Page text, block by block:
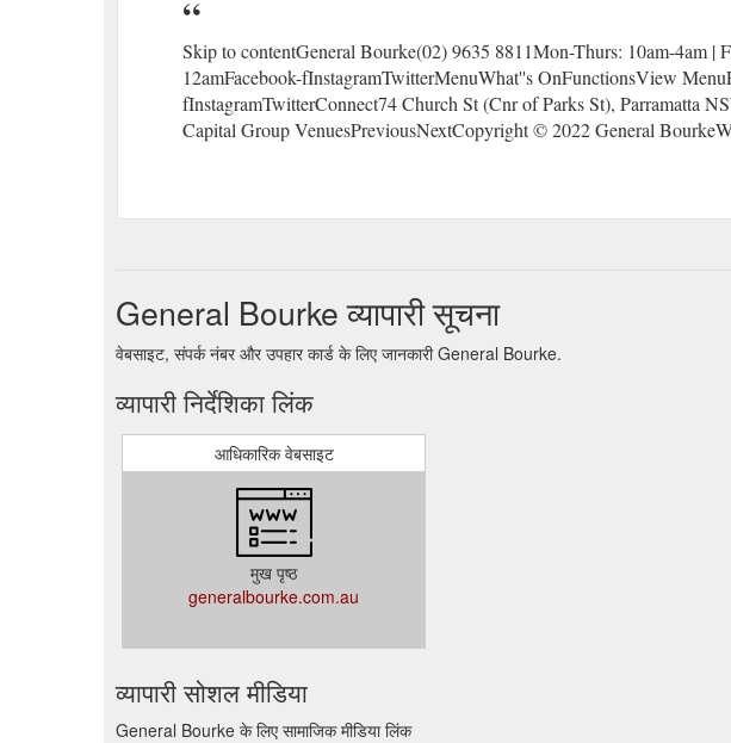
Skip to contentGeneral Bourke(02) 9635 8811Mon-Thurs: 10am-4am |
12amFacebook-fInstagramTwitterMenuWhat''s OnFunctionsView
fInstagramTwitterConnect74 Church St (Cnr of Parks St), Parramatta
Capital Group VenuesPreviousNextCopyright © 2022 General
General Bourke व्यापारी सूचना
वेबसाइट, संपर्क नंबर और उपहार कार्ड के लिए जानकारी General Bourke.
व्यापारी निर्देशिका लिंक
आधिकारिक वेबसाइट
मुख पृष्ठ
generalbourke.com.au
व्यापारी सोशल मीडिया
General Bourke के लिए सामाजिक मीडिया लिंक